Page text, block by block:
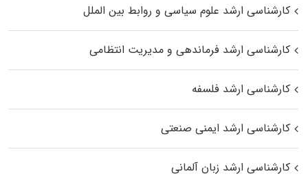
کارشناسی ارشد علوم سیاسی و روابط بین الملل
کارشناسی ارشد فرماندهی و مدیریت انتظامی
کارشناسی ارشد فلسفه
کارشناسی ارشد ایمنی صنعتی
کارشناسی ارشد زبان آلمانی